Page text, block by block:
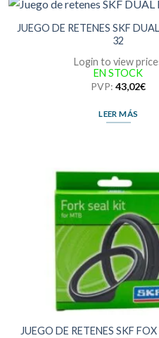
JUEGO DE RETENES SKF
32
Login to view
EN STOCK
PVP:43,02€
LEER MÁS
JUEGO DE RETENES SKF